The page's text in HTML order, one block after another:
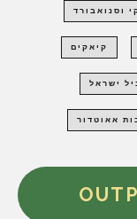
וסנואבורד
קיאקים
ישראל
אאוטדור